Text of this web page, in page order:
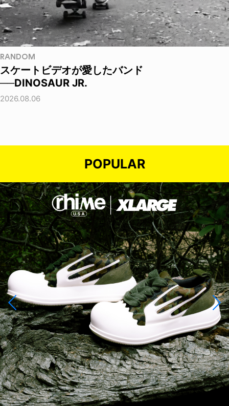
RANDOM
スケートビデオが愛したバンド
──DINOSAUR JR.
2026.08.06
POPULAR